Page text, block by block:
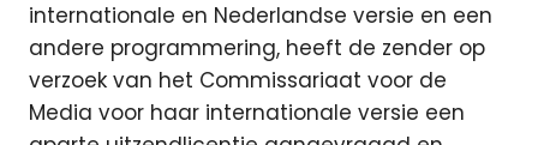
internationale en Nederlandse versie en een
andere programmering, heeft de zender op
verzoek van het Commissariaat voor de
Media voor haar internationale versie een